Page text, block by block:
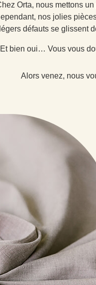
Orta, nous mettons
nos jolies
légers défauts se glissent
Et bien oui… Vous vous
Alors venez, nous